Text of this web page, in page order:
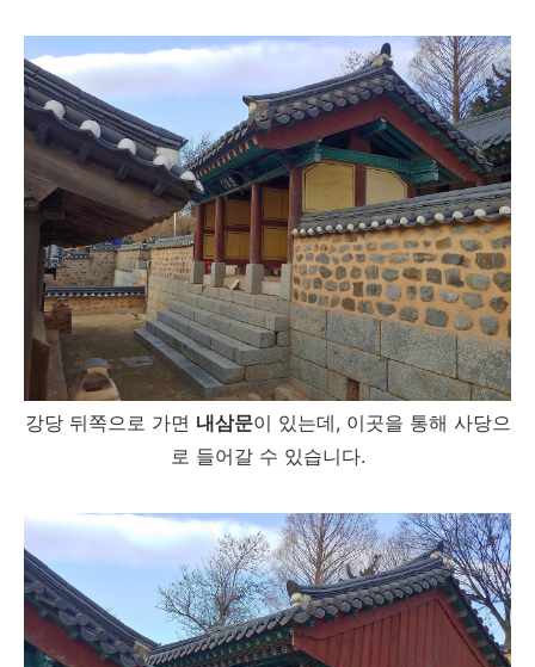
강당 뒤쪽으로 가면 내삼문이 있는데, 이곳을 통해 사당으
로 들어갈 수 있습니다.